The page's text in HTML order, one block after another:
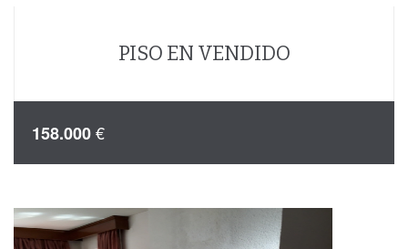
PISO EN VENDIDO
158.000€